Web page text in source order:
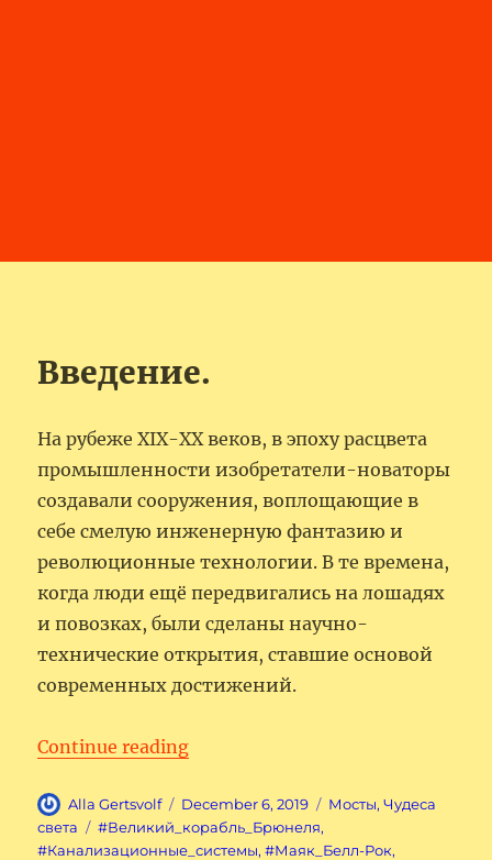
Введение.
На рубеже XIX-XX веков, в эпоху расцвета
промышленности изобретатели-новаторы
создавали сооружения, воплощающие в
себе смелую инженерную фантазию и
революционные технологии. В те времена,
когда люди ещё передвигались на лошадях
и повозках, были сделаны научно-
технические открытия, ставшие основой
современных достижений.
Continue reading“Семь чудес индустриального
Author
Alla Gertsvolf
Posted
on
December 6, 2019 Categories
Мосты,Чудеса
света
Tags
#Великий_корабль_Брюнеля,
#Канализационные_системы,#Маяк_Белл-Рок,